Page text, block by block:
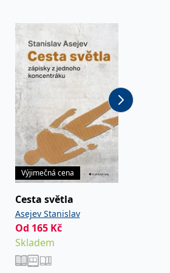
Výjimečná cena
Cesta světla
Asejev Stanislav
Od 165 Kč
Skladem